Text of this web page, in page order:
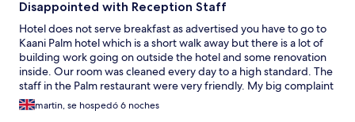
Disappointed with Reception Staff
Hotel does not serve breakfast as advertised you have to go to
Kaani Palm hotel which is a short walk away but there is a lot of
building work going on outside the hotel and some renovation
inside. Our room was cleaned every day to a high standard. The
staff in the Palm restaurant were very friendly. My big complaint
was the organisation at reception for boat trips and transfers.
For some of the trips the boats were overcrowded and led to
martin, se hospedó 6 noches